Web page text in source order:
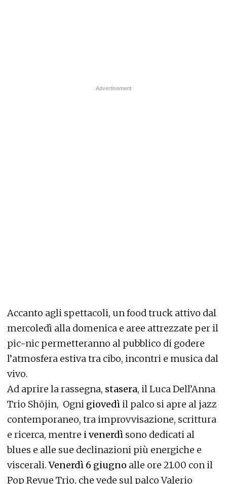
Accanto agli spettacoli, un food truck attivo dal
mercoledì alla domenica e aree attrezzate per il
pic-nic permetteranno al pubblico di godere
l’atmosfera estiva tra cibo, incontri e musica dal
vivo.
Ad aprire la rassegna, stasera, il Luca Dell’Anna
Trio Shōjin, Ogni giovedìil palco si apre al jazz
contemporaneo, tra improvvisazione, scrittura
e ricerca, mentre i venerdì sono dedicati al
blues e alle sue declinazioni più energiche e
viscerali. Venerdì 6 giugno alle ore 21.00 con il
Pop Revue Trio, che vede sul palco Valerio